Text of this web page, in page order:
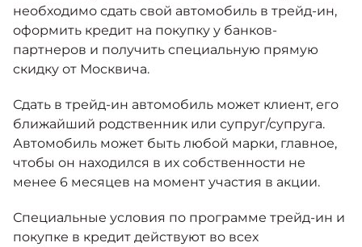
необходимо сдать свой автомобиль в трейд-ин,
оформить кредит на покупку у банков-
партнеров и получить специальную прямую
скидку от Москвича.
Сдать в трейд-ин автомобиль может клиент, его
ближайший родственник или супруг/супруга.
Автомобиль может быть любой марки, главное,
чтобы он находился в их собственности не
менее 6 месяцев на момент участия в акции.
Специальные условия по программе трейд-ин и
покупке в кредит действуют во всех